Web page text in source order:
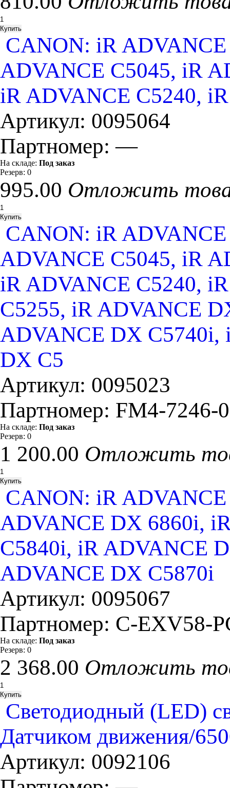
CANON: iR
ADVANCE C5045, iR
iR ADVANCE C5240,
Артикул: 0095064
Партномер:—
На складе: Под заказ
Резерв: 0
995.00 Отложить
CANON: iR
ADVANCE C5045, iR
iR ADVANCE C5240,
C5255, iR ADVANCE
ADVANCE DX C5740i,
DX C5
Артикул: 0095023
Партномер: FM4-7246-
На складе: Под заказ
Резерв: 0
1 200.00 Отложить
CANON: iR
ADVANCE DX 6860i,
C5840i, iR ADVANCE
ADVANCE DX C5870i
Артикул: 0095067
Партномер: C-EXV58-
На складе: Под заказ
Резерв: 0
2 368.00 Отложить
Cветодиодный (LED)
Датчиком движения/
Артикул: 0092106